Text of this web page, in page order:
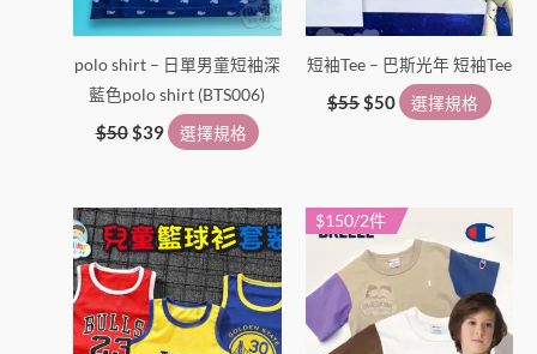
polo shirt – 日單男童短袖深
藍色polo shirt (BTS006)
$50 $39 選擇規格
在
產
品
頁
面
選
項
短袖Tee – 巴斯光年 短袖Tee
$55$50 選擇規格
在
產
品
頁
選
此
產
品
有
多
$150/2件
此
產
有
多